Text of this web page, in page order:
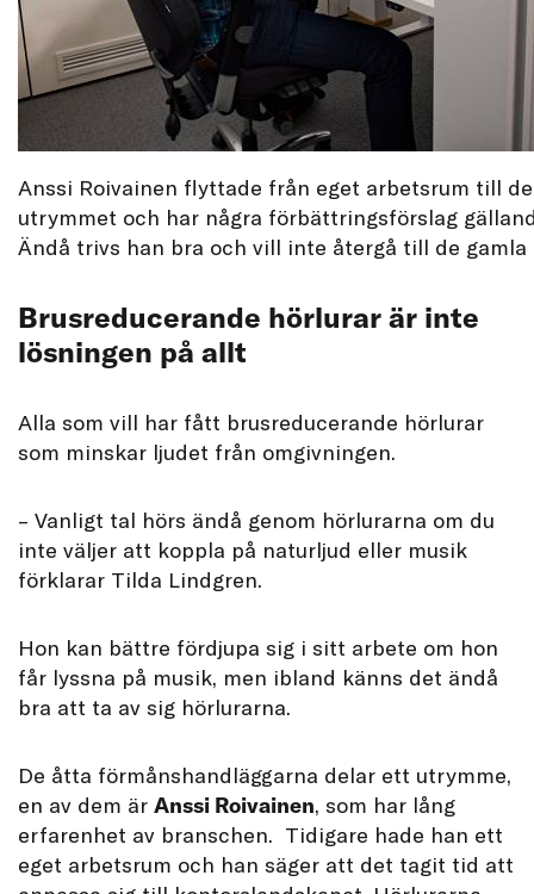
Anssi Roivainen flyttade från eget arbetsrum till
utrymmet och har några förbättringsförslag
Ändå trivs han bra och vill inte återgå till de gamla
Brusreducerande hörlurar är inte
lösningen på allt
Alla som vill har fått brusreducerande hörlurar
som minskar ljudet från omgivningen.
– Vanligt tal hörs ändå genom hörlurarna om du
inte väljer att koppla på naturljud eller musik
förklarar Tilda Lindgren.
Hon kan bättre fördjupa sig i sitt arbete om hon
får lyssna på musik, men ibland känns det ändå
bra att ta av sig hörlurarna.
De åtta förmånshandläggarna delar ett utrymme,
en av dem är Anssi Roivainen, som har lång
erfarenhet av branschen. Tidigare hade han ett
eget arbetsrum och han säger att det tagit tid att